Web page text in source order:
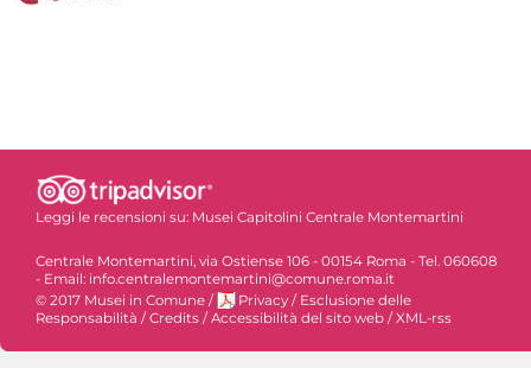
Leggi le recensioni su: Musei Capitolini Centrale Montemartini
Centrale Montemartini, via Ostiense 106 - 00154 Roma - Tel. 060608
- Email: info.centralemontemartini@comune.roma.it
© 2017 Musei in Comune / Privacy / Esclusione delle
Responsabilità / Credits / Accessibilità del sito web / XML-rss